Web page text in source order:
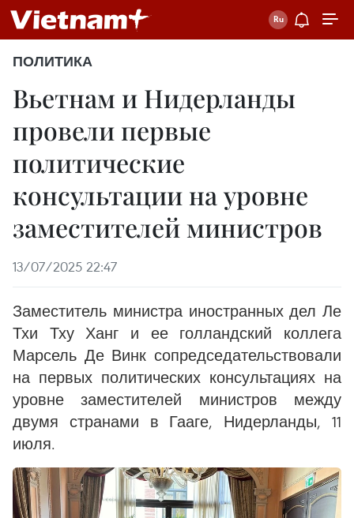
ПОЛИТИКА
Вьетнам и Нидерланды
провели первые
политические
консультации на уровне
заместителей министров
13/07/2025 22:47
Заместитель министра иностранных дел Ле
Тхи Тху Ханг и ее голландский коллега
Марсель Де Винк сопредседательствовали
на первых политических консультациях на
уровне заместителей министров между
двумя странами в Гааге, Нидерланды, 11
июля.